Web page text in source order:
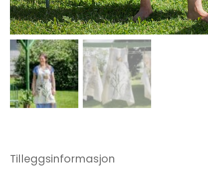
Tilleggsinformasjon